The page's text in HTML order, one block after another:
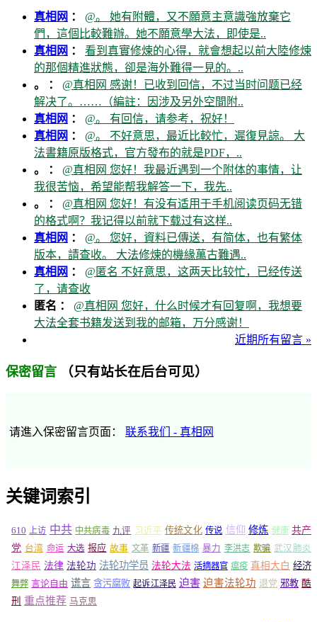
真相网 ： @。 她有附體，又不願意主意識強放棄它
們，這個比較難辦。她不願意學大法，即使是..
真相网 ： 看到真實修煉的心得，就會想起以前大陸修煉
的那個精進狀態，卻是海外難得一見的。..
。 ： @真相网 感谢！已收到回信，不过当时问题已经
解决了。……（編註：因涉及另外空間附..
真相网 ： @。 有回信，请参考，祝好！
真相网 ： @。 不好意思，最近比較忙，遲復見諒。 大
法書籍原版格式，官方發布的就是PDF，..
。 ： @真相网 您好！我最近遇到一个附体的事情，让
我很苦恼，希望能帮我解答一下，我先..
。 ： @真相网 您好！有没有适用于手机阅读页码无错
的格式啊？我记得以前就下载过有这样..
真相网 ： @。 您好，資料已傳送，有简体，也有繁体
版本，請查收。 大法修煉的機緣萬古難遇..
真相网 ： @匿名 不好意思，这两天比较忙，已经传送
了，请查收
匿名 ： @真相网 您好，什么时候才有回复啊，我想要
大法全套书籍发送到我的邮箱，万分感谢！
近期所有留言 »
保密留言 （只有站长在后台可见）
请進入保密留言页面： 联系我们 - 真相网
关键词索引
610 上访 中共 中共病毒 九评 习近平 传统文化 传说 信仰 修炼 健康 共产
党 台湾 命运 大选 报应 故事 文革 新疆 新疆棉 暴力 李洪志 欺骗 武汉肺炎
江泽民 法律 法轮功 法轮功学员 法轮大法 活摘器官 瘟疫 真相大白 经济
舞弊 言论自由 谎言 贪污腐败 起诉江泽民 迫害 迫害法轮功 退党 邪教 酷
刑 重点推荐 马克思